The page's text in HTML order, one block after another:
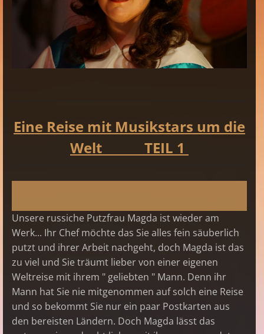
Eine Reise mit Musikstars um die
Welt TEIL 1
Unsere russiche Putzfrau Magda ist wieder am
Werk... Ihr Chef möchte das Sie alles fein säuberlich
putzt und ihrer Arbeit nachgeht, doch Magda ist das
zu viel und Sie träumt lieber von einer eigenen
Weltreise mit ihrem " geliebten " Mann. Denn ihr
Mann hat Sie nie mitgenommen auf solch eine Reise
und so bekommt Sie nur ein paar Postkarten aus
den bereisten Ländern. Doch Magda lässt das